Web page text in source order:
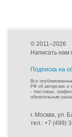
© 2011–2026
Написать нам
Подписка на
Все
РФ об авторских и
- текстовых,
обязательным
г. Москва, ул.
тел.: +7 (499)